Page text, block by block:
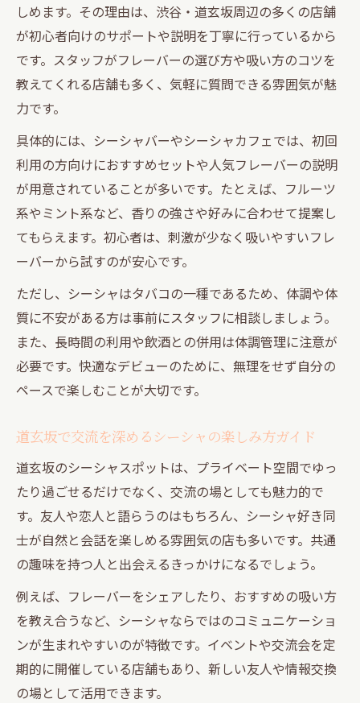
しめます。その理由は、渋谷・道玄坂周辺の多くの店舗
が初心者向けのサポートや説明を丁寧に行っているから
です。スタッフがフレーバーの選び方や吸い方のコツを
教えてくれる店舗も多く、気軽に質問できる雰囲気が魅
力です。
具体的には、シーシャバーやシーシャカフェでは、初回
利用の方向けにおすすめセットや人気フレーバーの説明
が用意されていることが多いです。たとえば、フルーツ
系やミント系など、香りの強さや好みに合わせて提案し
てもらえます。初心者は、刺激が少なく吸いやすいフレ
ーバーから試すのが安心です。
ただし、シーシャはタバコの一種であるため、体調や体
質に不安がある方は事前にスタッフに相談しましょう。
また、長時間の利用や飲酒との併用は体調管理に注意が
必要です。快適なデビューのために、無理をせず自分の
ペースで楽しむことが大切です。
道玄坂で交流を深めるシーシャの楽しみ方ガイド
道玄坂のシーシャスポットは、プライベート空間でゆっ
たり過ごせるだけでなく、交流の場としても魅力的で
す。友人や恋人と語らうのはもちろん、シーシャ好き同
士が自然と会話を楽しめる雰囲気の店も多いです。共通
の趣味を持つ人と出会えるきっかけになるでしょう。
例えば、フレーバーをシェアしたり、おすすめの吸い方
を教え合うなど、シーシャならではのコミュニケーショ
ンが生まれやすいのが特徴です。イベントや交流会を定
期的に開催している店舗もあり、新しい友人や情報交換
の場として活用できます。